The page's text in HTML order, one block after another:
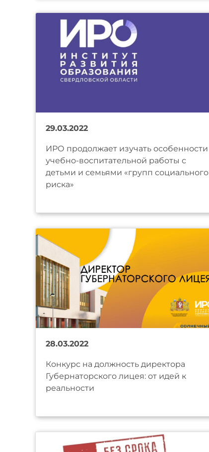
29.03.2022
ИРО продолжает изучать особенности
учебно-воспитательной работы с
детьми и семьями «групп социального
риска»
28.03.2022
Конкурс на должность директора
Губернаторского лицея: от идей к
реальности